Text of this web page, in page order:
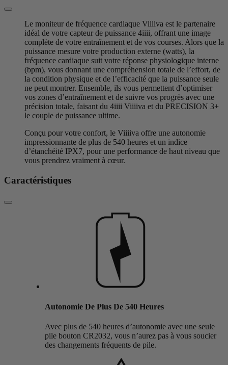
Le moniteur de fréquence cardiaque Viiiiva est le partenaire
idéal de votre capteur de puissance 4iiii, offrant une image
complète de votre entraînement et de vos courses. Alors que la
puissance mesure votre production externe (watts), la
fréquence cardiaque suit votre réponse physiologique interne
(bpm), vous donnant une compréhension totale de l’effort, de
la condition physique et de l’efficacité que la puissance seule
ne peut montrer. Ensemble, ils vous permettent d’optimiser
vos zones d’entraînement et de suivre vos progrès avec une
précision totale, faisant du 4iiii Viiiiva et du PRECISION 3+
le couple de puissance ultime.
Conçu pour votre confort, le Viiiiva offre une autonomie
impressionnante de plus de 540 heures et un indice
d’étanchéité IPX7, pour une performance de haut niveau que
vous prendrez vraiment à cœur.
Caractéristiques
Autonomie De Plus De 540 Heures
Avec plus de 540 heures d’autonomie avec une seule
pile bouton CR2032, vous n’aurez pas à vous soucier
des changements fréquents de pile.